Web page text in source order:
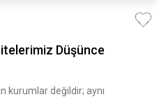
Düşünce
kurumlar değildir; aynı